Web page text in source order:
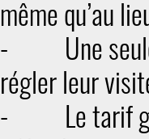
même qu’au
- Une seule
régler leur
- Le tarif